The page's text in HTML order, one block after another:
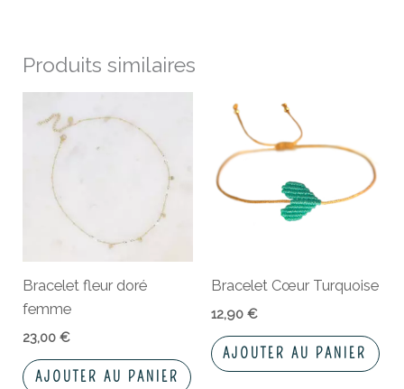
Produits similaires
Bracelet fleur doré
femme
23,00€
AJOUTER AU PANIER
Bracelet Cœur Turquoise
12,90 €
AJOUTER AU PANIER